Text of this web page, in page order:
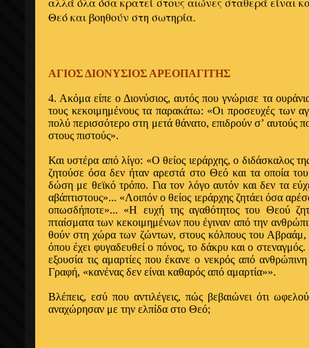
Θεό και βοηθούν στη σωτηρία.
ΑΓΙΟΣ ΔΙΟΝΥΣΙΟΣ ΑΡΕΟΠΑΓΙΤΗΣ
4. Ακόμα είπε ο Διονύσιος, αυτός που γνώρι­σε τα
τους κεκοιμημένους τα παρακάτω: «Οι προσευχές των
πολύ περισσότε­ρο στη μετά θάνατο, επιδρούν σ’ αυτούς
στους πιστούς».
Και υστέρα από λίγο: «Ο θείος ιεράρχης, ο διδάσκαλος
ζη­τούσε όσα δεν ήταν αρεστά στο Θεό και τα οποία
δώση με θεϊκό τρόπο. Για τον λόγο αυτόν και δεν τα
αβάπτιστους»... «Λοι­πόν ο θείος ιεράρχης ζητάει όσα
οπωσδήποτε»... «Η ευχή της αγαθότητος του Θεού
πταίσματα των κεκοιμημένων που έγιναν από την
θούν στη χώρα των ζώντων, στους κόλπους του Αβραάμ,
όπου έ­χει φυγαδευθεί ο πόνος, το δάκρυ και ο
εξουσία τις αμαρτίες που έκανε ο νεκρός από
Γραφή, «κανένας δεν εί­ναι καθαρός από αμαρτία»».
Βλέπεις, εσύ που αντιλέγεις, πώς βεβαιώνει ό­τι
αναχώρη­σαν με την ελπίδα στο Θεό;